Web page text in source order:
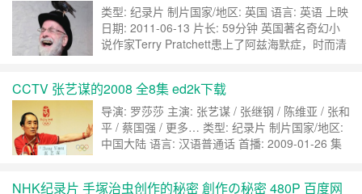
是悔恨感慨，还是遥想当年……继续阅读 »
类型: 纪录片 制片国家/地区: 英国 语言: 英语 上映
日期: 2011-06-13 片长: 59分钟 英国著名奇幻小
说作家Terry Pratchett患上了阿兹海默症，时而清
几位曾经和正在选择安乐死的对象，拍下了这部纪
录片。 在片中他走访的几位对象罹患了运动神经
元……继续阅读 »
CCTV 张艺谋的2008 全8集 ed2k下载
导演: 罗莎莎 主演: 张艺谋 / 张继钢 / 陈维亚 / 张和
平 / 蔡国强 / 更多… 类型: 纪录片 制片国家/地区:
中国大陆 语言: 汉语普通话 首播: 2009-01-26 集
NHK纪录片 手塚治虫创作的秘密 創作の秘密 480P 百度网